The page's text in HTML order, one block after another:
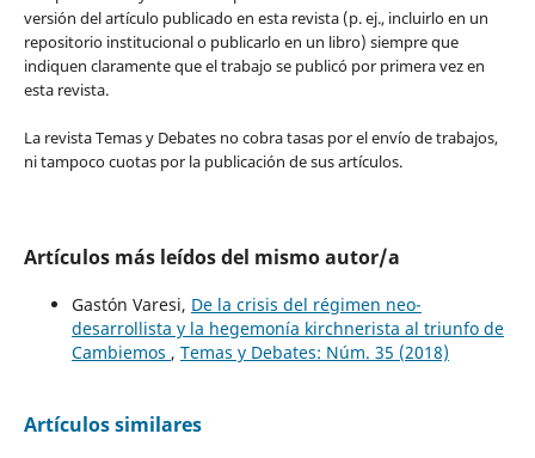
versión del artículo publicado en esta revista (p. ej., incluirlo en un
repositorio institucional o publicarlo en un libro) siempre que
indiquen claramente que el trabajo se publicó por primera vez en
esta revista.
La revista Temas y Debates no cobra tasas por el envío de trabajos,
ni tampoco cuotas por la publicación de sus artículos.
Artículos más leídos del mismo autor/a
Gastón Varesi, De la crisis del régimen neo-
desarrollista y la hegemonía kirchnerista al triunfo de
Cambiemos , Temas y Debates: Núm. 35 (2018)
Artículos similares